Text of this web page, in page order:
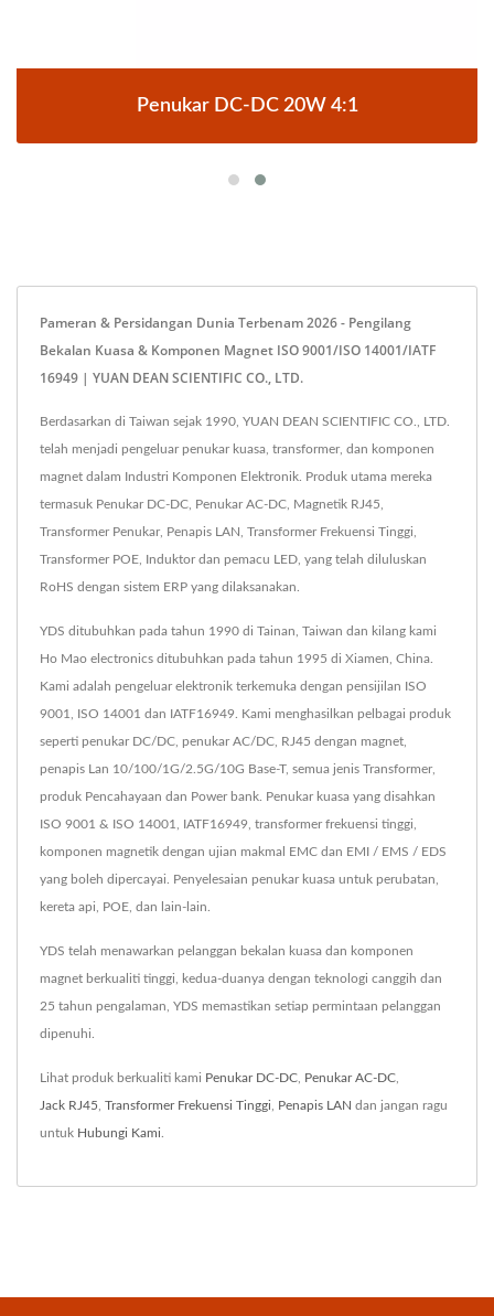
Penukar DC-DC 20W 4:1
Pameran & Persidangan Dunia Terbenam 2026 - Pengilang
Bekalan Kuasa & Komponen Magnet ISO 9001/ISO 14001/IATF
16949 | YUAN DEAN SCIENTIFIC CO., LTD.
Berdasarkan di Taiwan sejak 1990, YUAN DEAN SCIENTIFIC CO., LTD.
telah menjadi pengeluar penukar kuasa, transformer, dan komponen
magnet dalam Industri Komponen Elektronik. Produk utama mereka
termasuk Penukar DC-DC, Penukar AC-DC, Magnetik RJ45,
Transformer Penukar, Penapis LAN, Transformer Frekuensi Tinggi,
Transformer POE, Induktor dan pemacu LED, yang telah diluluskan
RoHS dengan sistem ERP yang dilaksanakan.
YDS ditubuhkan pada tahun 1990 di Tainan, Taiwan dan kilang kami
Ho Mao electronics ditubuhkan pada tahun 1995 di Xiamen, China.
Kami adalah pengeluar elektronik terkemuka dengan pensijilan ISO
9001, ISO 14001 dan IATF16949. Kami menghasilkan pelbagai produk
seperti penukar DC/DC, penukar AC/DC, RJ45 dengan magnet,
penapis Lan 10/100/1G/2.5G/10G Base-T, semua jenis Transformer,
produk Pencahayaan dan Power bank. Penukar kuasa yang disahkan
ISO 9001 & ISO 14001, IATF16949, transformer frekuensi tinggi,
komponen magnetik dengan ujian makmal EMC dan EMI / EMS / EDS
yang boleh dipercayai. Penyelesaian penukar kuasa untuk perubatan,
kereta api, POE, dan lain-lain.
YDS telah menawarkan pelanggan bekalan kuasa dan komponen
magnet berkualiti tinggi, kedua-duanya dengan teknologi canggih dan
25 tahun pengalaman, YDS memastikan setiap permintaan pelanggan
dipenuhi.
Lihat produk berkualiti kami Penukar DC-DC Penukar AC-DC
Jack RJ45 Transformer Frekuensi Tinggi Penapis LAN dan jangan ragu
untuk Hubungi Kami